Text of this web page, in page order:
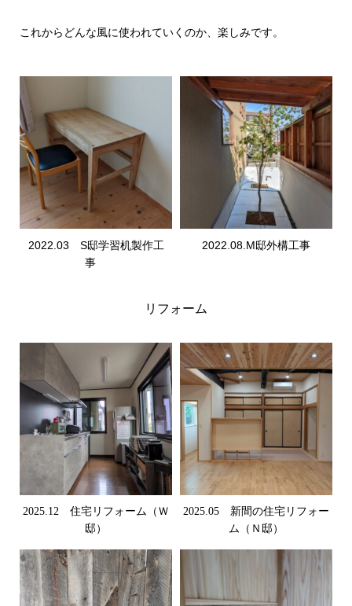
これからどんな風に使われていくのか、楽しみです。
2022.03 S邸学習机製作工
事
2022.08.M邸外構工事
リフォーム
2025.12 住宅リフォーム（Ｗ
邸）
2025.05 新間の住宅リフォー
ム（Ｎ邸）